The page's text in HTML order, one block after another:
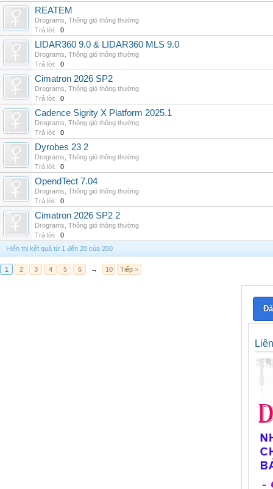
REATEM
Drograms Thông gió thông thường
Trả lời:
0
LIDAR360 9.0 & LIDAR360 MLS 9.0
Drograms Thông gió thông thường
Trả lời:
0
Cimatron 2026 SP2
Drograms Thông gió thông thường
Trả lời:
0
Cadence Sigrity X Platform 2025.1
Drograms Thông gió thông thường
Trả lời:
0
Dyrobes 23 2
Drograms Thông gió thông thường
Trả lời:
0
OpendTect 7.04
Drograms Thông gió thông thường
Trả lời:
0
Cimatron 2026 SP2 2
Drograms Thông gió thông thường
Trả lời:
0
Hiển thị kết quả từ 1 đến 20 của 200
1 2 3 4 5 6 → 10 Tiếp >